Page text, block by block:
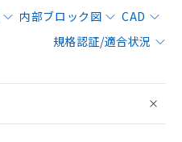
内部ブロック図
CAD
規格認証/適合状況